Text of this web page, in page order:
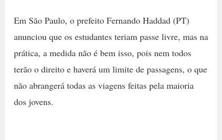
Em São Paulo, o prefeito Fernando Haddad (PT)
anunciou que os estudantes teriam passe livre, mas na
prática, a medida não é bem isso, pois nem todos
terão o direito e haverá um limite de passagens, o que
não abrangerá todas as viagens feitas pela maioria
dos jovens.